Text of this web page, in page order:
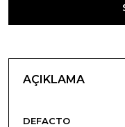
AÇIKLAMA
DEFACTO